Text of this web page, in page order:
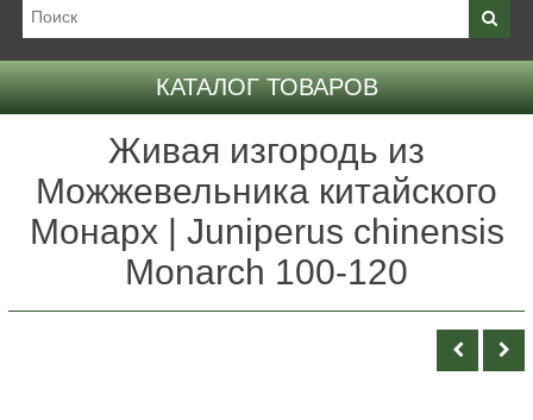
КАТАЛОГ ТОВАРОВ
Живая изгородь из
Можжевельника китайского
Монарх | Juniperus chinensis
Monarch 100-120